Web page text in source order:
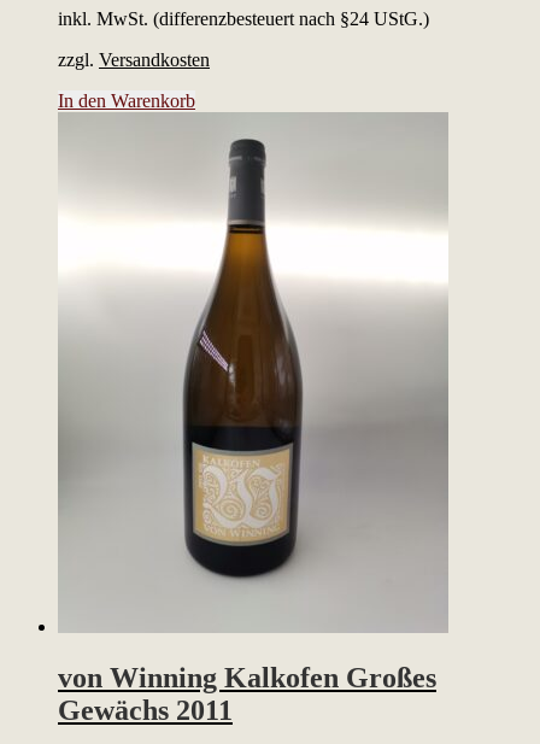
inkl. MwSt. (differenzbesteuert nach §24 UStG.)
zzgl. Versandkosten
In den Warenkorb
von Winning Kalkofen Großes
Gewächs 2011